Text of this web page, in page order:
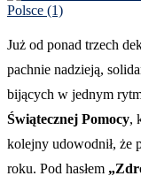
Już od ponad trzech
pachnie nadzieją,
bijących w jednym
Świątecznej Pomocy,
kolejny udowodnił, że
roku. Pod hasłem